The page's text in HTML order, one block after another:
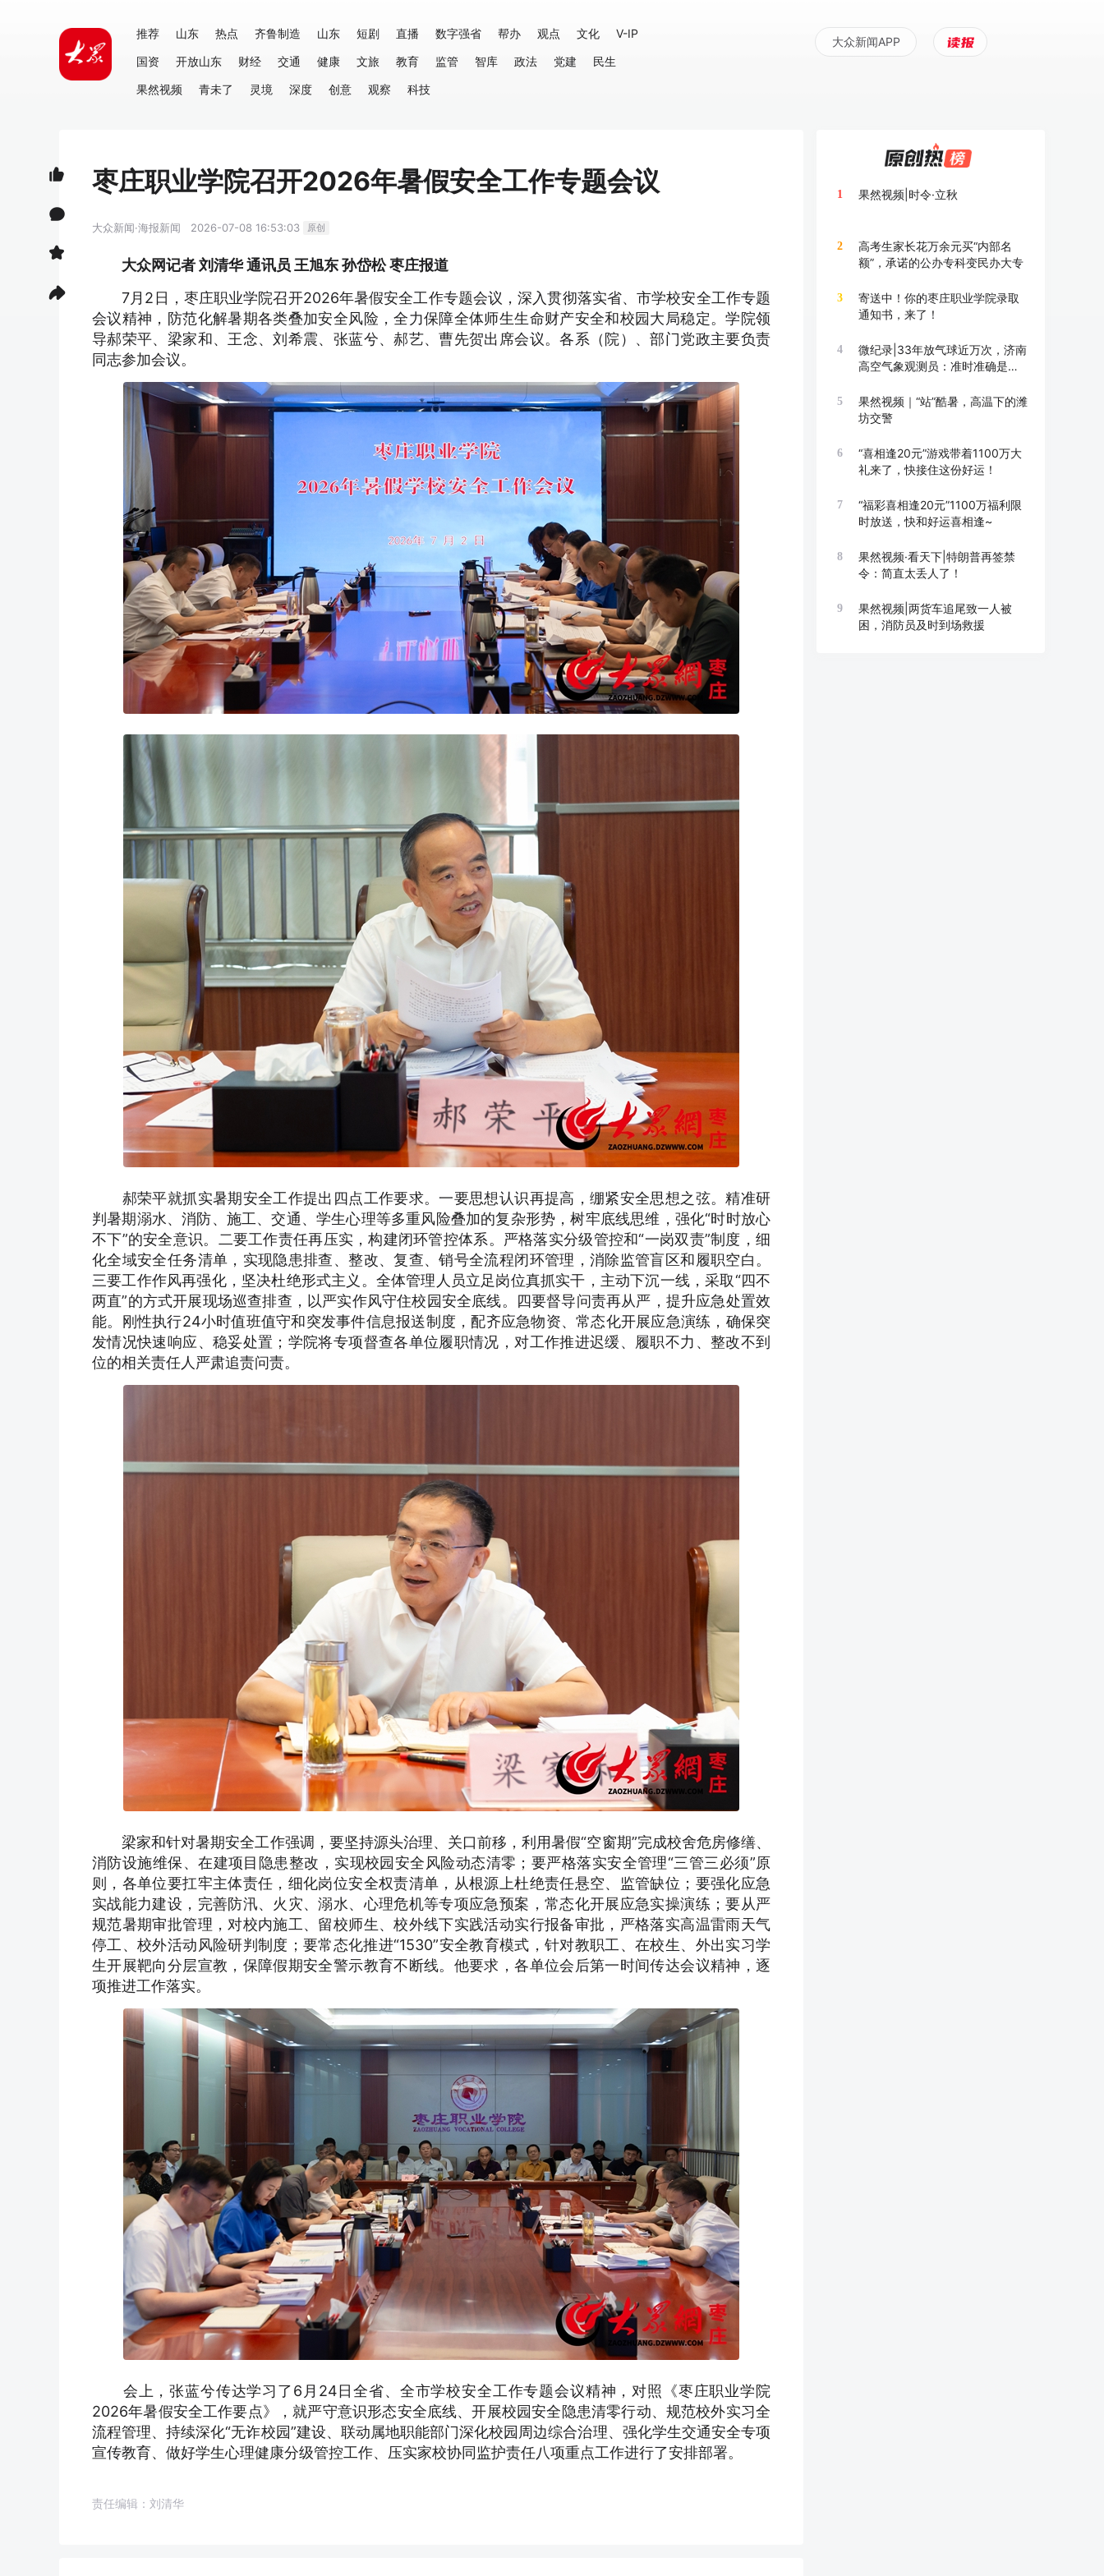
推荐 山东 热点 齐鲁制造 山东 短剧 直播 数字强省 帮办 观点 文化
V-IP
国资
开放山东 财经 交通 健康 文旅 教育 监管 智库 政法 党建
民生
果然视频
青未了 灵境 深度 创意 观察 科技
大众新闻APP
枣庄职业学院召开2026年暑假安全工作专题会议
大众新闻·海报新闻 2026-07-08 16:53:03 原创
大众网记者 刘清华 通讯员 王旭东 孙岱松 枣庄报道
7月2日，枣庄职业学院召开2026年暑假安全工作专题会议，深入贯彻落实省、市学校安全工作专题
会议精神，防范化解暑期各类叠加安全风险，全力保障全体师生生命财产安全和校园大局稳定。学院领
导郝荣平、梁家和、王念、刘希震、张蓝兮、郝艺、曹先贺出席会议。各系（院）、部门党政主要负责
同志参加会议。
郝荣平就抓实暑期安全工作提出四点工作要求。一要思想认识再提高，绷紧安全思想之弦。精准研
判暑期溺水、消防、施工、交通、学生心理等多重风险叠加的复杂形势，树牢底线思维，强化“时时放心
不下”的安全意识。二要工作责任再压实，构建闭环管控体系。严格落实分级管控和“一岗双责”制度，细
化全域安全任务清单，实现隐患排查、整改、复查、销号全流程闭环管理，消除监管盲区和履职空白。
三要工作作风再强化，坚决杜绝形式主义。全体管理人员立足岗位真抓实干，主动下沉一线，采取“四不
两直”的方式开展现场巡查排查，以严实作风守住校园安全底线。四要督导问责再从严，提升应急处置效
能。刚性执行24小时值班值守和突发事件信息报送制度，配齐应急物资、常态化开展应急演练，确保突
发情况快速响应、稳妥处置；学院将专项督查各单位履职情况，对工作推进迟缓、履职不力、整改不到
位的相关责任人严肃追责问责。
梁家和针对暑期安全工作强调，要坚持源头治理、关口前移，利用暑假“空窗期”完成校舍危房修缮、
消防设施维保、在建项目隐患整改，实现校园安全风险动态清零；要严格落实安全管理“三管三必须”原
则，各单位要扛牢主体责任，细化岗位安全权责清单，从根源上杜绝责任悬空、监管缺位；要强化应急
实战能力建设，完善防汛、火灾、溺水、心理危机等专项应急预案，常态化开展应急实操演练；要从严
规范暑期审批管理，对校内施工、留校师生、校外线下实践活动实行报备审批，严格落实高温雷雨天气
停工、校外活动风险研判制度；要常态化推进“1530”安全教育模式，针对教职工、在校生、外出实习学
生开展靶向分层宣教，保障假期安全警示教育不断线。他要求，各单位会后第一时间传达会议精神，逐
项推进工作落实。
会上，张蓝兮传达学习了6月24日全省、全市学校安全工作专题会议精神，对照《枣庄职业学院
2026年暑假安全工作要点》，就严守意识形态安全底线、开展校园安全隐患清零行动、规范校外实习全
流程管理、持续深化“无诈校园”建设、联动属地职能部门深化校园周边综合治理、强化学生交通安全专项
宣传教育、做好学生心理健康分级管控工作、压实家校协同监护责任八项重点工作进行了安排部署。
责任编辑：刘清华
1 果然视频|时令·立秋
2
高考生家长花万余元买“内部名
额”，承诺的公办专科变民办大专
3
寄送中！你的枣庄职业学院录取
通知书，来了！
4
微纪录|33年放气球近万次，济南
高空气象观测员：准时准确是底
5
果然视频｜“站”酷暑，高温下的潍
坊交警
6
“喜相逢20元”游戏带着1100万大
礼来了，快接住这份好运！
7
“福彩喜相逢20元”1100万福利限
时放送，快和好运喜相逢~
8
果然视频·看天下|特朗普再签禁
令：简直太丢人了！
9
果然视频|两货车追尾致一人被
困，消防员及时到场救援